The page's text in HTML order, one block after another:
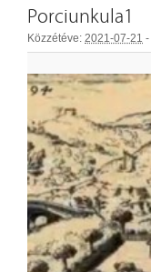
Porciunkula1
Közzétéve: 2021-07-21 -